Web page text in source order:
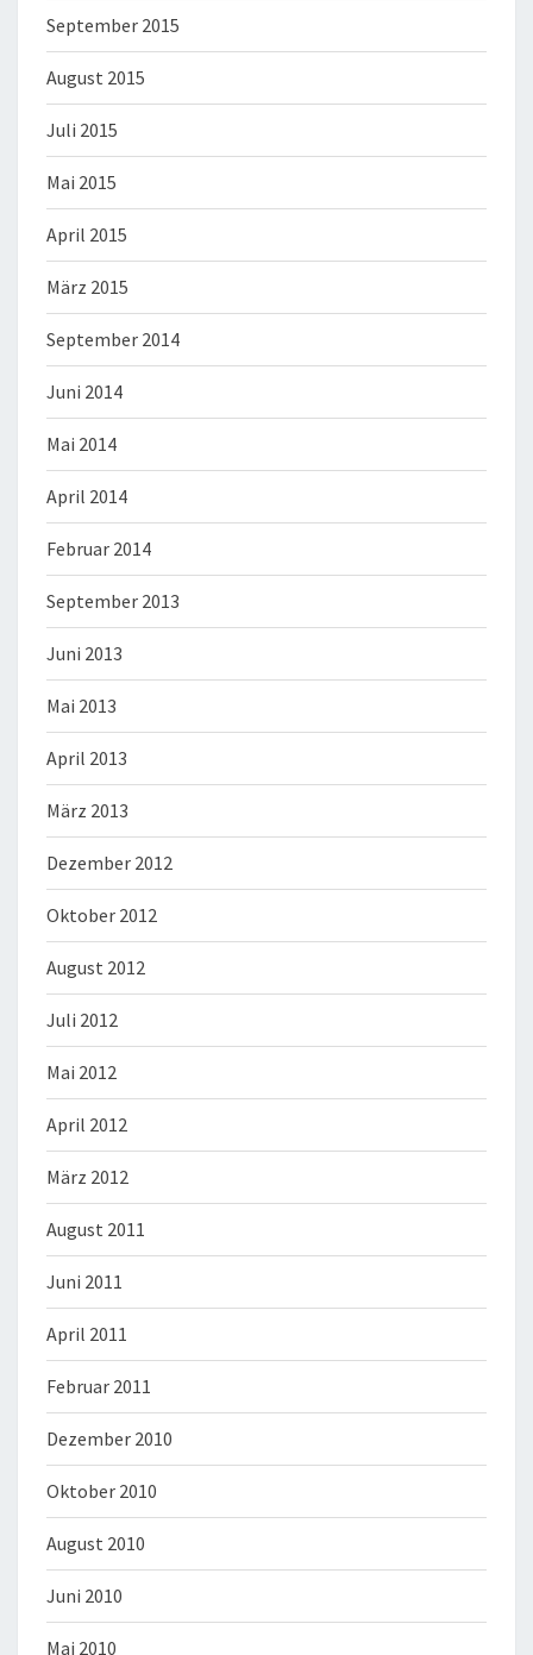
September 2015
August 2015
Juli 2015
Mai 2015
April 2015
März 2015
September 2014
Juni 2014
Mai 2014
April 2014
Februar 2014
September 2013
Juni 2013
Mai 2013
April 2013
März 2013
Dezember 2012
Oktober 2012
August 2012
Juli 2012
Mai 2012
April 2012
März 2012
August 2011
Juni 2011
April 2011
Februar 2011
Dezember 2010
Oktober 2010
August 2010
Juni 2010
Mai 2010